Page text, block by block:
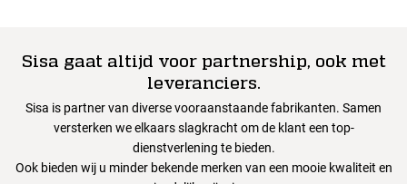
Sisa gaat altijd voor partnership, ook met
leveranciers.
Sisa is partner van diverse vooraanstaande fabrikanten. Samen
versterken we elkaars slagkracht om de klant een top-
dienstverlening te bieden.
Ook bieden wij u minder bekende merken van een mooie kwaliteit en